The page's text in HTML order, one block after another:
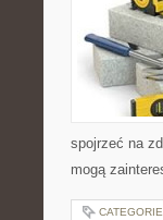
spojrzeć na
mogą